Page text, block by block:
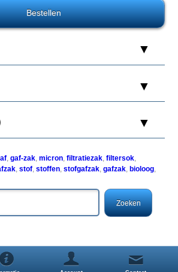
,gaf-zak,micron,filtratiezak,filtersok,
,stof,stoffen,stofgafzak,gafzak, bioloog,